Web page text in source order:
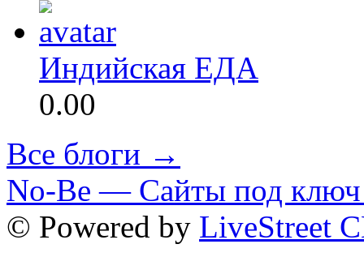
Индийская ЕДА
0.00
Все блоги →
No-Be — Сайты под ключ
© Powered by LiveStreet